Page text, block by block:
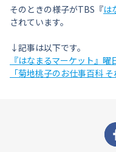
そのときの様子がTBS『は
されています。
↓記事は以下です。
『はなまるマーケット』曜
「菊地桃子のお仕事百科